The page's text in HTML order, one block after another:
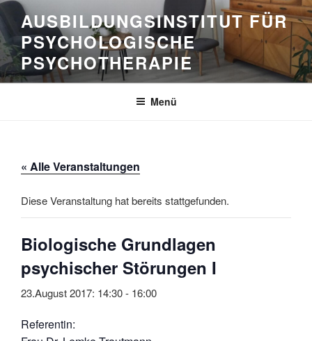
Zum
Inhalt
springen
AUSBILDUNGSINSTITUT FÜR
PSYCHOLOGISCHE
PSYCHOTHERAPIE
Menü
« Alle Veranstaltungen
Diese Veranstaltung hat bereits stattgefunden.
Biologische Grundlagen
psychischer Störungen I
23.August 2017: 14:30- 16:00
Referentin: